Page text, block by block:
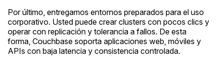
Por último, entregamos entornos preparados para el uso
corporativo. Usted puede crear clusters con pocos clics y
operar con replicación y tolerancia a fallos. De esta
forma, Couchbase soporta aplicaciones web, móviles y
APIs con baja latencia y consistencia controlada.